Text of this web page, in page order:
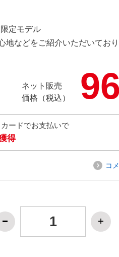
定モデル
地などをご紹介いただいており
ネット販売
価格（税込）
ードでお支払いで
得
コ